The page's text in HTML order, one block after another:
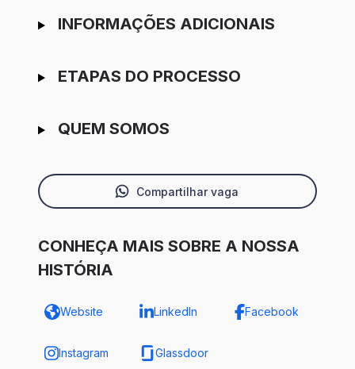
INFORMAÇÕES ADICIONAIS
ETAPAS DO PROCESSO
QUEM SOMOS
Compartilhar vaga
CONHEÇA MAIS SOBRE A NOSSA
HISTÓRIA
Website LinkedIn Facebook
Instagram Glassdoor